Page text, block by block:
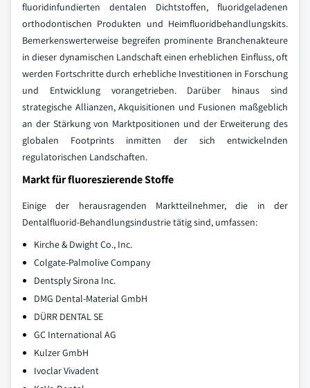
fluoridinfundierten dentalen Dichtstoffen, fluoridgeladenen
orthodontischen Produkten und Heimfluoridbehandlungskits.
Bemerkenswerterweise begreifen prominente Branchenakteure
in dieser dynamischen Landschaft einen erheblichen Einfluss, oft
werden Fortschritte durch erhebliche Investitionen in Forschung
und Entwicklung vorangetrieben. Darüber hinaus sind
strategische Allianzen, Akquisitionen und Fusionen maßgeblich
an der Stärkung von Marktpositionen und der Erweiterung des
globalen Footprints inmitten der sich entwickelnden
regulatorischen Landschaften.
Markt für fluoreszierende Stoffe
Einige der herausragenden Marktteilnehmer, die in der
Dentalfluorid-Behandlungsindustrie tätig sind, umfassen:
Kirche & Dwight Co., Inc.
Colgate-Palmolive Company
Dentsply Sirona Inc.
DMG Dental-Material GmbH
DÜRR DENTAL SE
GC International AG
Kulzer GmbH
Ivoclar Vivadent